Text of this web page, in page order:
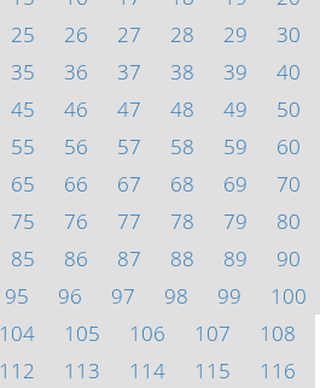
25 26 27 28 29
30
35 36 37 38 39
40
45 46 47 48 49
50
55 56 57 58 59
60
65 66 67 68 69
70
75 76 77 78 79
80
85 86 87 88 89
90
95 96 97 98 99
100
104 105 106 107
108
112 113 114 115
116